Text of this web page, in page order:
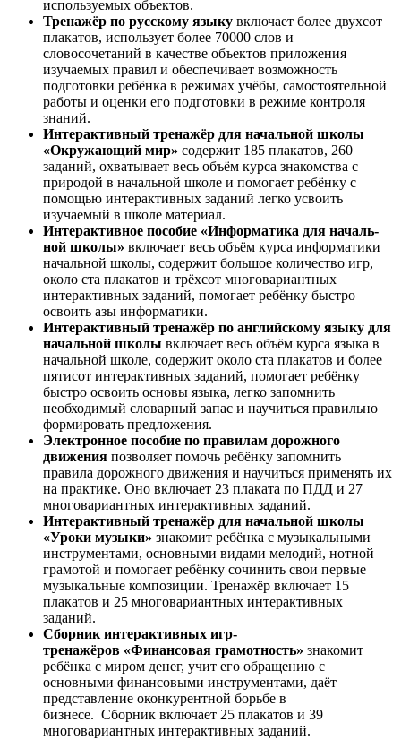
используемых объектов.
Тренажёр по русскому языку включает более двухсот
плакатов, использует более 70000 слов и
словосочетаний в качестве объектов приложения
изучаемых правил и обеспечивает возможность
подготовки ребёнка в режимах учёбы, самостоятельной
работы и оценки его подготовки в режиме контроля
знаний.
Интерактивный тренажёр для начальной школы
«Окружающий мир» содержит 185 плакатов, 260
заданий, охватывает весь объём курса знакомства с
природой в начальной школе и помогает ребёнку с
помощью интерактивных заданий легко усвоить
изучаемый в школе материал.
Интерактивное пособие «Информатика для началь­
ной школы» включает весь объём курса информа­тики
началь­ной школы, содержит большое коли­чест­во игр,
около ста плакатов и трёхсот многовариантных
интерактивных заданий, помогает ребёнку быстро
освоить азы информатики.
Интерактивный тренажёр по английскому языку для
начальной школы включает весь объём курса языка в
начальной школе, содержит около ста плакатов и более
пятисот интерактивных заданий, помогает ребёнку
быстро освоить основы языка, легко запомнить
необходимый словарный запас и научиться правильно
формировать предложения.
Электронное пособие по правилам дорожного
движения позволяет помочь ребёнку запомнить
правила дорожного движения и научиться применять их
на практике. Оно включает 23 плаката по ПДД и 27
многовариантных интерактивных заданий.
Интерактивный тренажёр для начальной школы
«Уроки музыки» знакомит ребёнка с музыкальными
инструментами, основными видами мелодий, нотной
грамотой и помогает ребёнку сочинить свои первые
музыкальные композиции. Тренажёр включает 15
плакатов и 25 многовариантных интерактивных
заданий.
Сборник интерактивных игр-
тренажёров «Финансовая грамотность» знакомит
ребёнка с миром денег, учит его обращению с
основными финансовыми инструментами, даёт
представление оконкурентной борьбе в
бизнесе. Сборник включает 25 плакатов и 39
многовариантных интерактивных заданий.